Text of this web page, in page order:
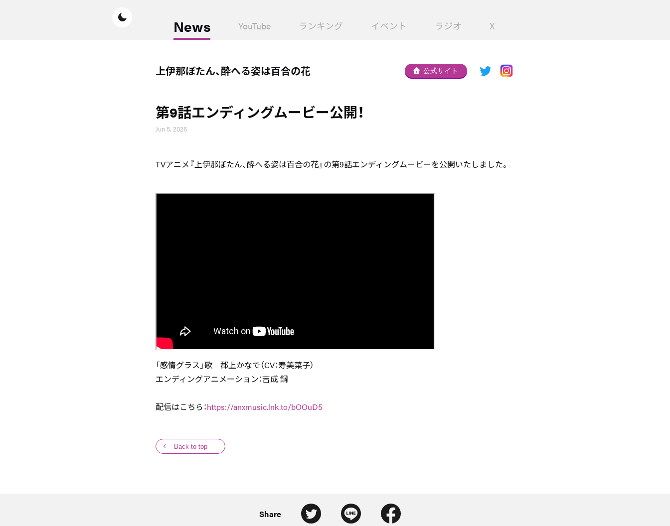
News YouTube ランキング イベント ラジオ X
上伊那ぼたん、酔へる姿は百合の花 公式サイト
第9話エンディングムービー公開！
Jun 5, 2026
TVアニメ『上伊那ぼたん、酔へる姿は百合の花』の第9話エンディングムービーを公開いたしました。
「感情グラス」歌 郡上かなで（CV：寿美菜子）
エンディングアニメーション：吉成 鋼
配信はこちら：https://anxmusic.lnk.to/bOOuD5
Back to top
Share